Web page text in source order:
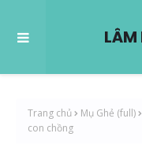
LÂM
Trang chủ Mụ Ghẻ (full)
con chồng